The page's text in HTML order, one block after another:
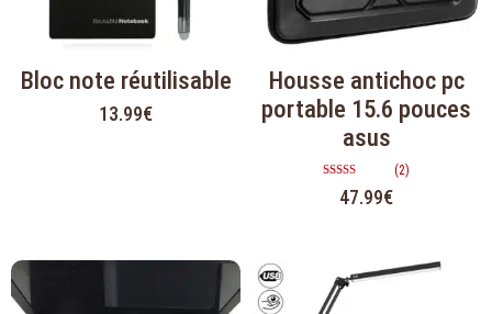
Bloc note réutilisable
13.99€
Housse antichoc pc
portable 15.6 pouces
asus
Note
4.50
(2)
47.99€